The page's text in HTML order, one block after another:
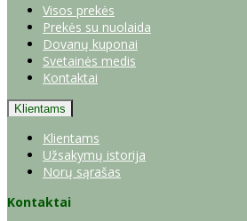
Visos prekės
Prekės su nuolaida
Dovanų kuponai
Svetainės medis
Kontaktai
Klientams
Klientams
Užsakymų istorija
Norų sąrašas
Kontaktai